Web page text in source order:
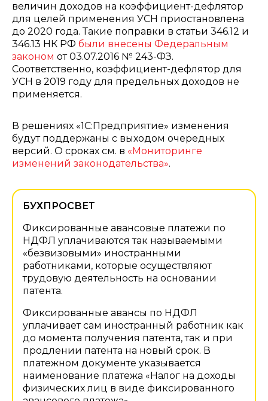
величин доходов на коэффициент-дефлятор
для целей применения УСН приостановлена
до 2020 года. Такие поправки в статьи 346.12 и
346.13 НК РФ были внесены Федеральным
законом от 03.07.2016 № 243-ФЗ.
Соответственно, коэффициент-дефлятор для
УСН в 2019 году для предельных доходов не
применяется.
В решениях «1С:Предприятие» изменения
будут поддержаны с выходом очередных
версий. О сроках см. в «Мониторинге
изменений законодательства».
БУХПРОСВЕТ
Фиксированные авансовые платежи по
НДФЛ уплачиваются так называемыми
«безвизовыми» иностранными
работниками, которые осуществляют
трудовую деятельность на основании
патента.
Фиксированные авансы по НДФЛ
уплачивает сам иностранный работник как
до момента получения патента, так и при
продлении патента на новый срок. В
платежном документе указывается
наименование платежа «Налог на доходы
физических лиц в виде фиксированного